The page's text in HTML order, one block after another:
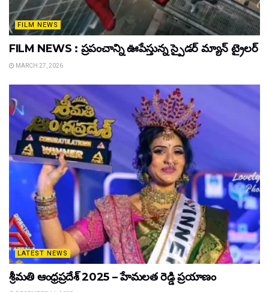
FILM NEWS
FILM NEWS : ప్రపంచాన్ని ఊపేస్తున్న స్పైడర్ మ్యాన్ ట్రైలర్
MARCH 27, 2026
LATEST NEWS
శ్రీమతి ఆంధ్రప్రదేశ్ 2025 – హేమలత రెడ్డి ప్రయాణం